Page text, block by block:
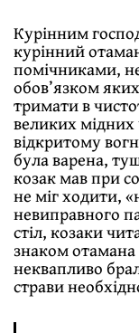
Курінним
курінний
помічниками,
обов’язком
тримати в
великих
відкритому
була варена,
козак мав при
не міг ходити,
невиправного
стіл, козаки
знаком отамана
неквапливо
страви